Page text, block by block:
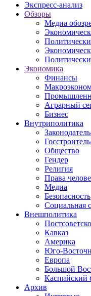
Экспресс-анализ
Обзоры
Медиа
Экономика
Финансы
Аграрный
Бизнес
Внутриполитика
Общество
Гендер
Религия
Права
Медиа
Безопасность
Социальная
Внешполитика
Кавказ
Америка
Юго-
Европа
Большой
Каспийский
Архив